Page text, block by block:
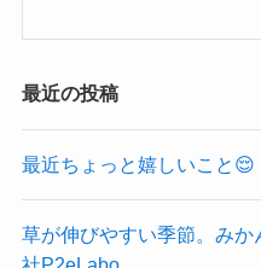
最近の投稿
最近ちょっと嬉しいこと
草が伸びやすい季節。み